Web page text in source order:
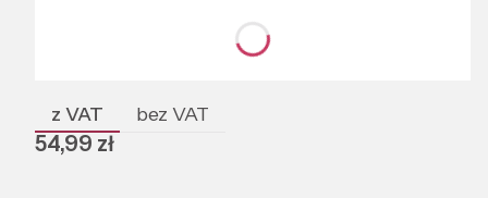
Poszczególne warianty mogą różnić się ceną
z VAT bez VAT
Cena
54,99 zł